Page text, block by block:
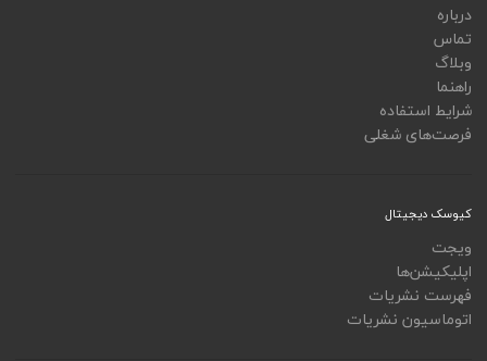
درباره
تماس
وبلاگ
راهنما
شرایط استفاده
فرصت‌های شغلی
کیوسک دیجیتال
ویجت
اپلیکیشن‌ها
فهرست نشریات
اتوماسیون نشریات